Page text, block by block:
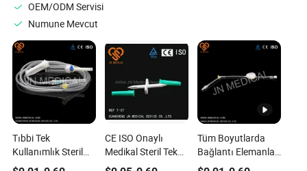
OEM/ODM Servisi
Numune Mevcut
Tıbbi Tek
Kullanımlık Steril
İnfüzyon Seti / IV
CE ISO Onaylı
Medikal Steril Tek
Kullanımlık
Tüm Boyutlarda
Bağlantı Elemanları
ile Tek Kullanımlık